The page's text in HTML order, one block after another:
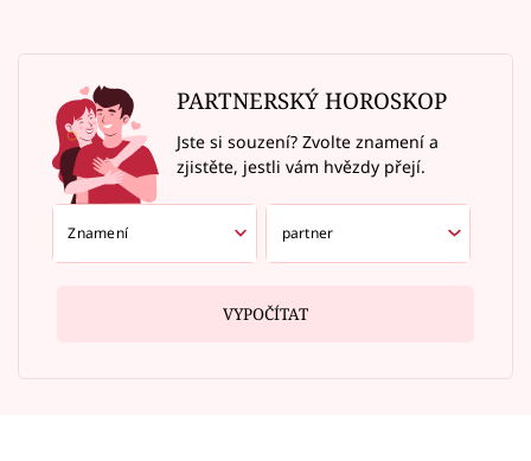
PARTNERSKÝ HOROSKOP
Jste si souzení? Zvolte znamení a
zjistěte, jestli vám hvězdy přejí.
VYPOČÍTAT